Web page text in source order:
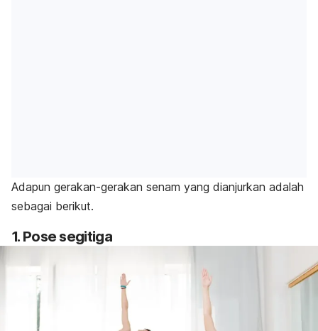
Adapun gerakan-gerakan senam yang dianjurkan adalah
sebagai berikut.
1. Pose segitiga